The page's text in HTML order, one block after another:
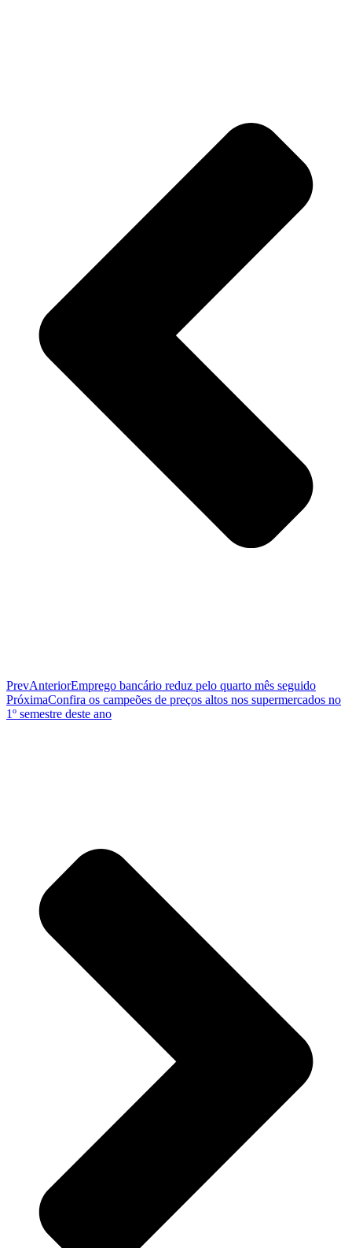
PrevAnteriorEmprego bancário reduz pelo quarto mês seguido
PróximaConfira os campeões de preços altos nos supermercados no
1º semestre deste ano